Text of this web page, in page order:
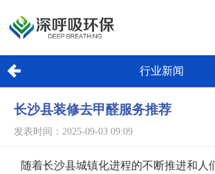
行业新闻
长沙县装修去甲醛服务推荐
发表时间：2025-09-03 09:09
随着长沙县城镇化进程的不断推进和人